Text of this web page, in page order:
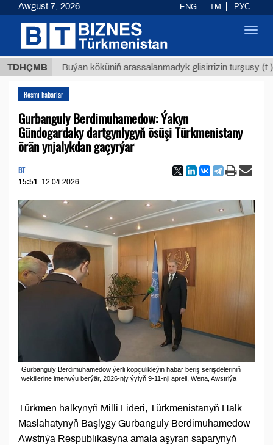
TDHÇMBBuýan köküniň arassalanmadyk glisirrizin turşusy (t.)
Resmi habarlar
Gurbanguly Berdimuhamedow: Ýakyn
Gündogardaky dartgynlygyň ösüşi Türkmenistany
örän ynjalykdan gaçyrýar
BT
15:51 12.04.2026
Gurbanguly Berdimuhamedow ýerli köpçülikleýin habar beriş serişdeleriniň
wekillerine interwýu berýär, 2026-njy ýylyň 9-11-nji apreli, Wena, Awstriýa
Türkmen halkynyň Milli Lideri, Türkmenistanyň Halk
Maslahatynyň Başlygy Gurbanguly Berdimuhamedow
Awstriýa Respublikasyna amala aşyran saparynyň
Awgust 7, 2026 ENG TM РУС